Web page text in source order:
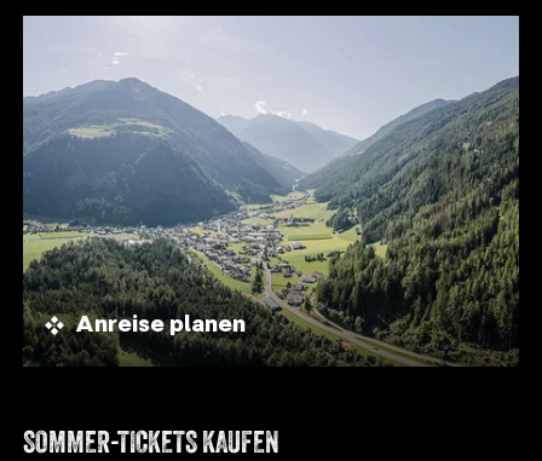
Anreise planen
SOMMER-TICKETS KAUFEN